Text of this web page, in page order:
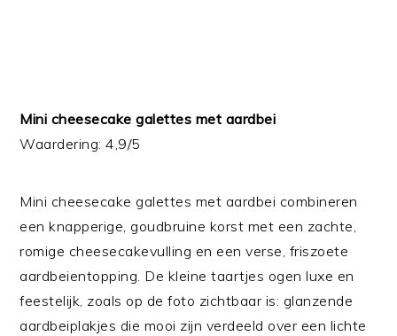
Mini cheesecake galettes met aardbei
Waardering: 4,9/5
Mini cheesecake galettes met aardbei combineren
een knapperige, goudbruine korst met een zachte,
romige cheesecakevulling en een verse, friszoete
aardbeientopping. De kleine taartjes ogen luxe en
feestelijk, zoals op de foto zichtbaar is: glanzende
aardbeiplakjes die mooi zijn verdeeld over een lichte